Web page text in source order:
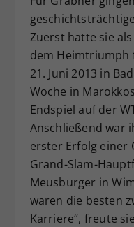
Zuerst hatte sie
dem Heimtriumph
21. Juni 2013 in
Woche in
Endspiel auf der
Anschließend war
erster Erfolg einer
Grand-Slam-
Meusburger in
waren die besten
Karriere“, freute